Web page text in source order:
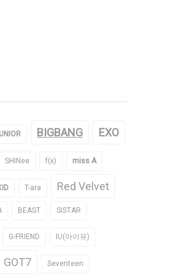
BIGBANG EXO
SHINee f(x) miss A
T-ara Red Velvet
BEAST SISTAR
G-FRIEND IU(아이유)
GOT7 Seventeen